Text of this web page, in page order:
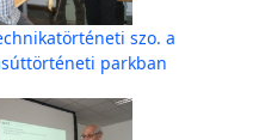
szo. a
parkban